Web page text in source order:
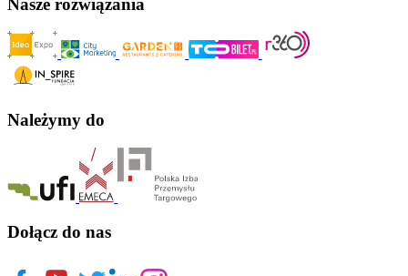
Należymy do
Dołącz do nas